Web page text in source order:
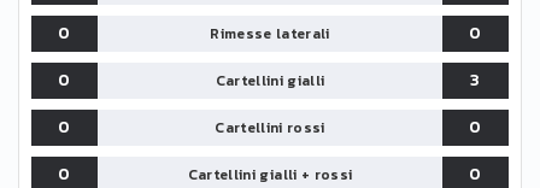
0
Rimesse laterali
0
0
Cartellini gialli
3
0
Cartellini rossi
0
0
Cartellini gialli + rossi
0